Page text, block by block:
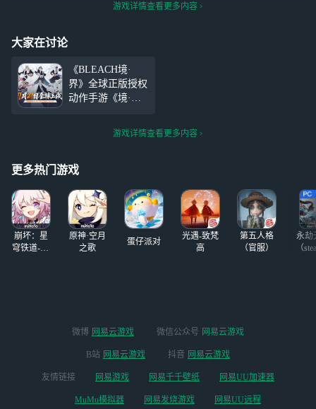
游戏详情查看更多内容
大家在讨论
《BLEACH境·
界》全球正版授权
动作手游《境·界
中的斩魄刀，与千
起，奔赴尸魂界，
戏质量非常高，但
是相对应的，对大
家的手机配置和内
存需求也比较高，
于是有不少玩家想
多端适用
游戏详情查看更多内容
更多热门游戏
崩坏：星
穹铁道-4.4
原神·空月
之歌
蛋仔派对
光遇-致梵
高
第五人格
（官服）
永劫
（
微博 网易云游戏 微信公众号 网易云游戏
B站 网易云游戏 抖音 网易云游戏
友情链接 网易游戏 网易千千壁纸 网易UU加速器
MuMu模拟器 网易发烧游戏 网易UU远程